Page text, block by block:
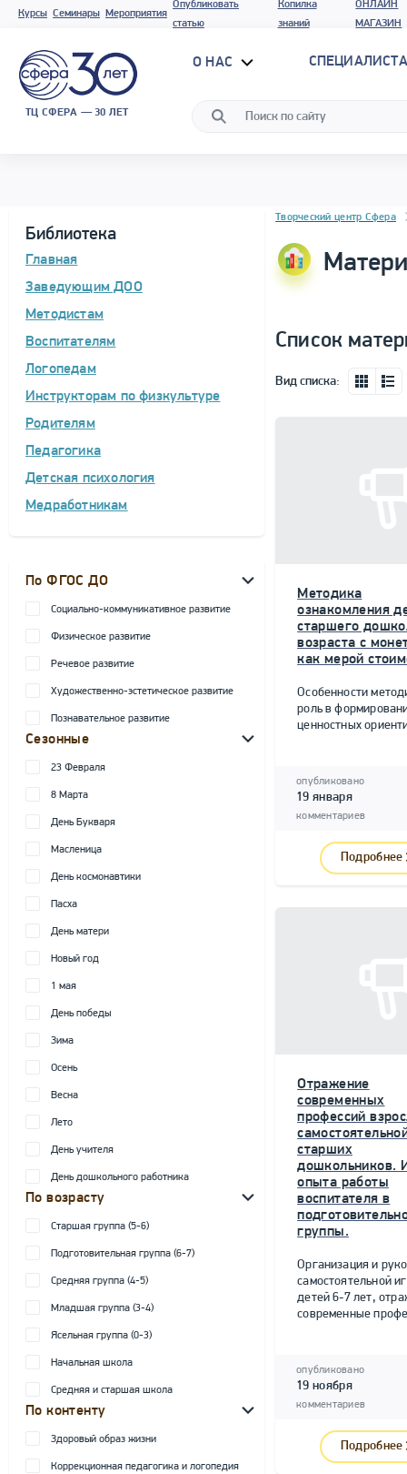
Курсы Семинары Мероприятия
Опубликовать
статью
Копилка
знаний
ОНЛАЙН
МАГАЗИН
ТЦ СФЕРА — 30 ЛЕТ
О НАС
Библиотека
Главная
Заведующим ДОО
Методистам
Воспитателям
Логопедам
Инструкторам по физкультуре
Родителям
Педагогика
Детская психология
Медработникам
По ФГОС ДО
Социально-коммуникативное развитие
Физическое развитие
Речевое развитие
Художественно-эстетическое развитие
Познавательное развитие
Сезонные
23 Февраля
8 Марта
День Букваря
Масленица
День космонавтики
Пасха
День матери
Новый год
1 мая
День победы
Зима
Осень
Весна
Лето
День учителя
День дошкольного работника
По возрасту
Старшая группа (5-6)
Подготовительная группа (6-7)
Средняя группа (4-5)
Младшая группа (3-4)
Ясельная группа (0-3)
Начальная школа
Средняя и старшая школа
По контенту
Здоровый образ жизни
Коррекционная педагогика и логопедия
Блок новостей
Творческий центр Сфера
Список
Вид списка:
Методика
ознакомления
старшего
возраста с
как мерой
Особенности
роль в
ценностных
опубликовано
19 января
комментариев
Подробнее
Отражение
современных
профессий
старших
дошкольников.
опыта работы
воспитателя в
группы.
Организация и
самостоятельной
детей 6-7 лет,
современные
опубликовано
19 ноября
комментариев
Подробнее